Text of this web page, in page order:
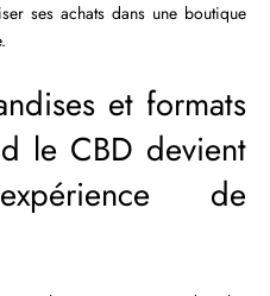
ses achats dans une boutique
et formats
le CBD devient
de